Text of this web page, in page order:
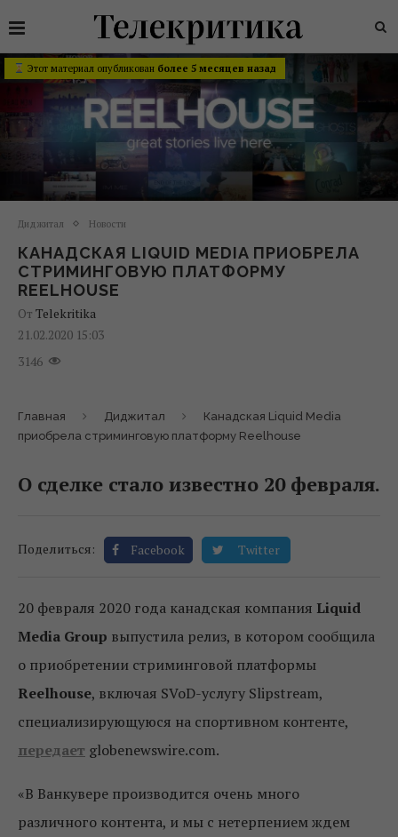
Этот материал опубликован более 5 месяцев назад
Диджитал Новости
КАНАДСКАЯ LIQUID MEDIA ПРИОБРЕЛА
СТРИМИНГОВУЮ ПЛАТФОРМУ
REELHOUSE
От Telekritika
21.02.2020 15:03
3146
Главная Диджитал
Канадская Liquid Media
приобрела стриминговую платформу Reelhouse
О сделке стало известно 20 февраля.
Поделиться: Facebook Twitter
20 февраля 2020 года канадская компания Liquid
Media Group выпустила релиз, в котором сообщила
о приобретении стриминговой платформы
Reelhouse, включая SVoD-услугу Slipstream,
специализирующуюся на спортивном контенте,
передает globenewswire.com.
«В Ванкувере производится очень много
различного контента, и мы с нетерпением ждем